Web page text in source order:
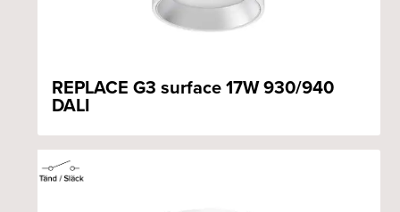
REPLACE G3 surface 17W 930/940
DALI